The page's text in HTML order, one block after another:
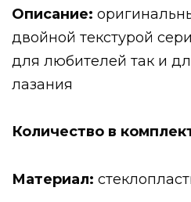
Описание:
двойной текстурой
для любителей так и
лазания
Количество в
Материал: